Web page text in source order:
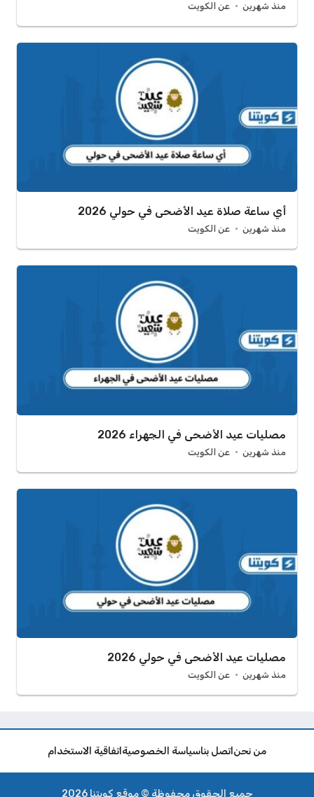
منذ شهرين عن الكويت
أي ساعة صلاة عيد الأضحى في حولي 2026
منذ شهرين عن الكويت
مصليات عيد الأضحى في الجهراء 2026
منذ شهرين عن الكويت
مصليات عيد الأضحى في حولي 2026
منذ شهرين عن الكويت
من نحن اتصل بناسياسة الخصوصية اتفاقية الاستخدام
جميع الحقوق محفوظة © موقع كويتنا 2026